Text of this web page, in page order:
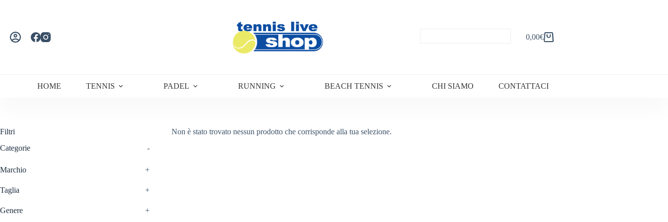
Carrello
0,00€
HOME TENNIS PADEL RUNNING BEACH TENNIS CHI SIAMO CONTATTACI
Non è stato trovato nessun prodotto che corrisponde alla tua selezione.
Filtri
Categorie
-
Marchio +
Taglia +
Genere +